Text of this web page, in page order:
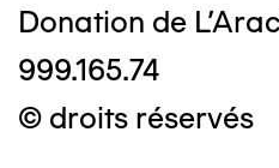
Donation de
999.165.74
© droits réservés